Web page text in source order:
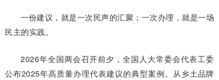
一份建议，就是一次民声的汇聚；一次办理，就是一场
民主的实践。
2026年全国两会召开前夕，全国人大常委会代表工委
公布2025年高质量办理代表建议的典型案例。从乡土品牌